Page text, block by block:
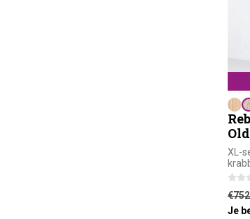
XL-
€
Je